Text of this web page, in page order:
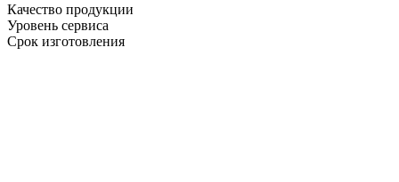
Качество продукции
Уровень сервиса
Срок изготовления